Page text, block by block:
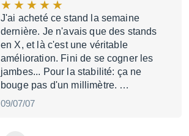
J'ai acheté ce stand la semaine
dernière. Je n'avais que des stands
en X, et là c'est une véritable
amélioration. Fini de se cogner les
jambes... Pour la stabilité: ça ne
bouge pas d'un millimètre. …
09/07/07